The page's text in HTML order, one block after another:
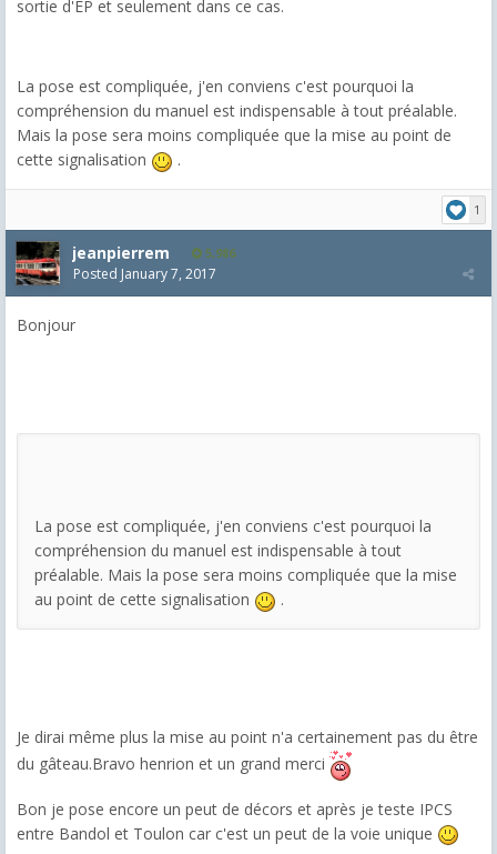
sortie d'EP et seulement dans ce cas.
La pose est compliquée, j'en conviens c'est pourquoi la
compréhension du manuel est indispensable à tout préalable.
Mais la pose sera moins compliquée que la mise au point de
cette signalisation
.
1
jeanpierrem 5,986
Posted January 7, 2017
Bonjour
La pose est compliquée, j'en conviens c'est pourquoi la
compréhension du manuel est indispensable à tout
préalable. Mais la pose sera moins compliquée que la mise
au point de cette signalisation
.
Je dirai même plus la mise au point n'a certainement pas du être
du gâteau.Bravo henrion et un grand merci
Bon je pose encore un peut de décors et après je teste IPCS
entre Bandol et Toulon car c'est un peut de la voie unique